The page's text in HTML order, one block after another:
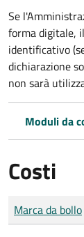
Se
forma digitale,
identificativo
dichiarazione
non sarà
Moduli da
Costi
Tipo di
Importo
Marca da bollo